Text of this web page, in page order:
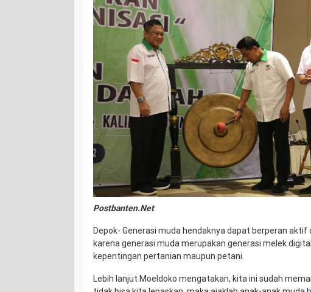
Postbanten.Net
Depok- Generasi muda hendaknya dapat berperan
karena generasi muda merupakan generasi melek
kepentingan pertanian maupun petani.
Lebih lanjut Moeldoko mengatakan, kita ini sudah